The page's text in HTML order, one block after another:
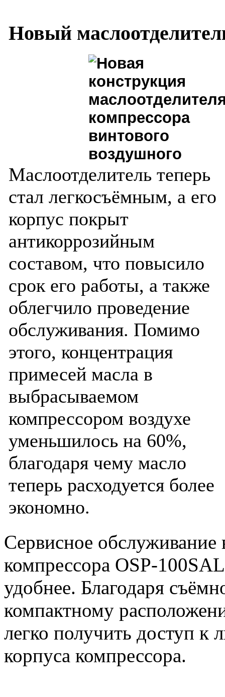
Новый
Маслоотделитель теперь
стал легкосъёмным, а его
корпус покрыт
антикоррозийным
составом, что повысило
срок его работы, а также
облегчило проведение
обслуживания. Помимо
этого, концентрация
примесей масла в
выбрасываемом
компрессором воздухе
уменьшилось на 60%,
благодаря чему масло
теперь расходуется более
экономно.
Сервисное обслуживание
компрессора OSP-
удобнее. Благодаря
компактному
легко получить доступ к
корпуса компрессора.